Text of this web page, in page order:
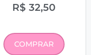
R$ 32,50
COMPRAR